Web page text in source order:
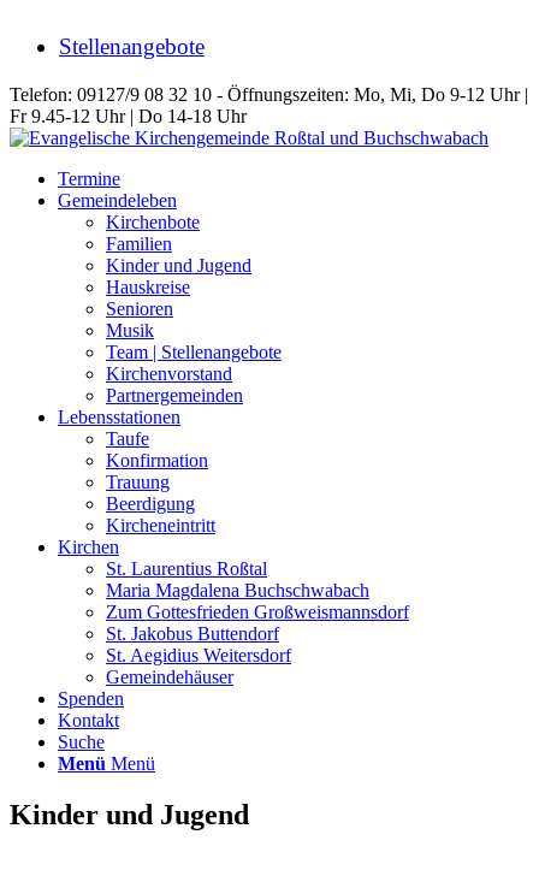
Stellenangebote
Telefon: 09127/9 08 32 10 - Öffnungszeiten: Mo, Mi, Do 9-12 Uhr |
Fr 9.45-12 Uhr | Do 14-18 Uhr
Termine
Gemeindeleben
Kirchenbote
Familien
Kinder und Jugend
Hauskreise
Senioren
Musik
Team | Stellenangebote
Kirchenvorstand
Partnergemeinden
Lebensstationen
Taufe
Konfirmation
Trauung
Beerdigung
Kircheneintritt
Kirchen
St. Laurentius Roßtal
Maria Magdalena Buchschwabach
Zum Gottesfrieden Großweismannsdorf
St. Jakobus Buttendorf
St. Aegidius Weitersdorf
Gemeindehäuser
Spenden
Kontakt
Suche
Menü Menü
Kinder und Jugend